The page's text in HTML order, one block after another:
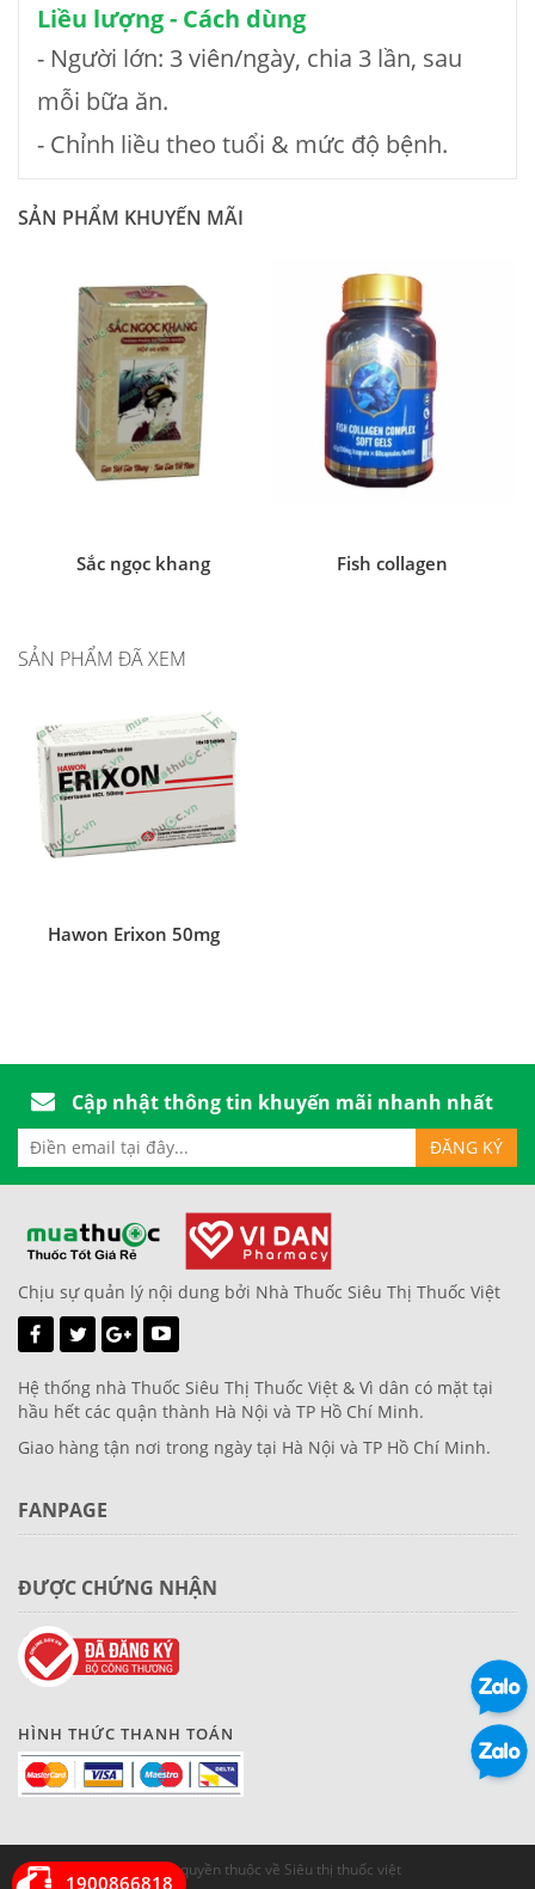
Liều lượng - Cách dùng
- Người lớn: 3 viên/ngày, chia 3 lần, sau
mỗi bữa ăn.
- Chỉnh liều theo tuổi & mức độ bệnh.
SẢN PHẨM KHUYẾN MÃI
Sắc ngọc khang Fish collagen
SẢN PHẨM ĐÃ XEM
Hawon Erixon 50mg
1900866818
Cập nhật thông tin khuyến mãi nhanh nhất
Chịu sự quản lý nội dung bởi Nhà Thuốc Siêu Thị Thuốc Việt
Hệ thống nhà Thuốc Siêu Thị Thuốc Việt & Vì dân có mặt tại
hầu hết các quận thành Hà Nội và TP Hồ Chí Minh.
Giao hàng tận nơi trong ngày tại Hà Nội và TP Hồ Chí Minh.
FANPAGE
ĐƯỢC CHỨNG NHẬN
HÌNH THỨC THANH TOÁN
© Bản quyền thuộc về Siêu thị thuốc việt